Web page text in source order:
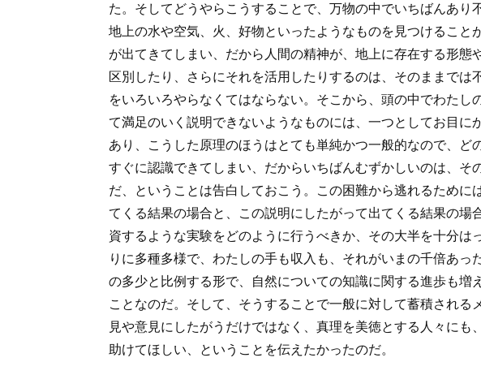
た。そしてどうやらこうすることで、万物の中でいちばんあ
地上の水や空気、火、好物といったようなものを見つけるこ
が出てきてしまい、だから人間の精神が、地上に存在する形
区別したり、さらにそれを活用したりするのは、そのままで
をいろいろやらなくてはならない。そこから、頭の中でわた
て満足のいく説明できないようなものには、一つとしてお目
あり、こうした原理のほうはとても単純かつ一般的なので、
すぐに認識できてしまい、だからいちばんむずかしいのは、
だ、ということは告白しておこう。この困難から逃れるため
てくる結果の場合と、この説明にしたがって出てくる結果の
資するような実験をどのように行うべきか、その大半を十分
りに多種多様で、わたしの手も収入も、それがいまの千倍あ
の多少と比例する形で、自然についての知識に関する進歩も
ことなのだ。そして、そうすることで一般に対して蓄積され
見や意見にしたがうだけではなく、真理を美徳とする人々に
助けてほしい、ということを伝えたかったのだ。